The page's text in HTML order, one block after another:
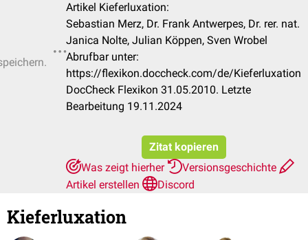
Artikel Kieferluxation:
Sebastian Merz, Dr. Frank Antwerpes, Dr. rer. nat.
Janica Nolte, Julian Köppen, Sven Wrobel
Abrufbar unter:
https://flexikon.doccheck.com/de/Kieferluxation
DocCheck Flexikon 31.05.2010. Letzte
Bearbeitung 19.11.2024
Zitat kopieren
Was zeigt hierher
Versionsgeschichte
Artikel erstellen
Discord
Kieferluxation